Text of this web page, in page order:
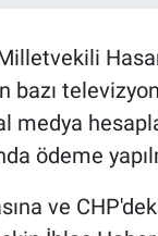
bazı
medya
ödeme
ve